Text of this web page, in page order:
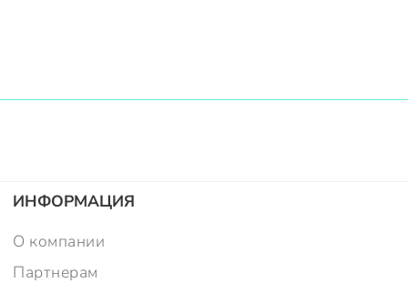
ИНФОРМАЦИЯ
О компании
Партнерам